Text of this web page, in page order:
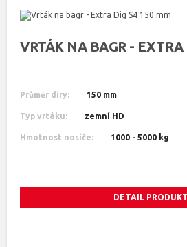
VRTÁK NA BAGR - EXTRA
Průměr díry: 150 mm
Typ vrtáku: zemní HD
Hmotnost nosiče: 1000 - 5000 kg
DETAIL